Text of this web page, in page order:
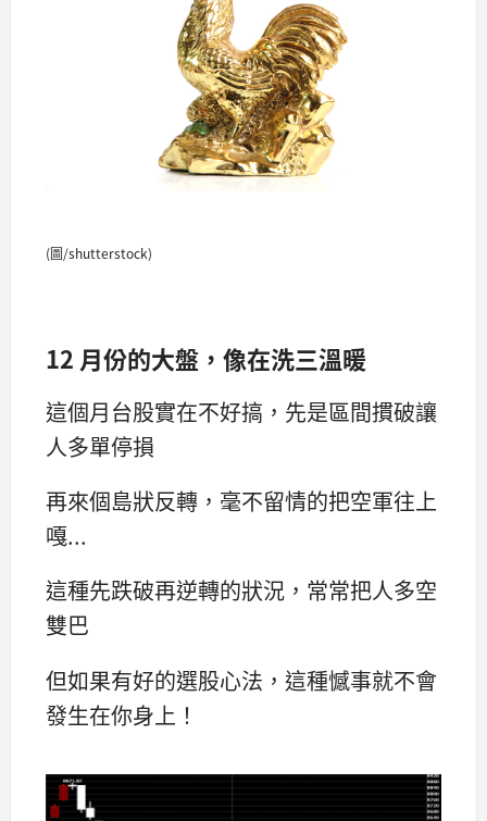
(圖/shutterstock)
12 月份的大盤，像在洗三溫暖
這個月台股實在不好搞，先是區間摜破讓
人多單停損
再來個島狀反轉，毫不留情的把空軍往上
嘎...
這種先跌破再逆轉的狀況，常常把人多空
雙巴
但如果有好的選股心法，這種憾事就不會
發生在你身上！